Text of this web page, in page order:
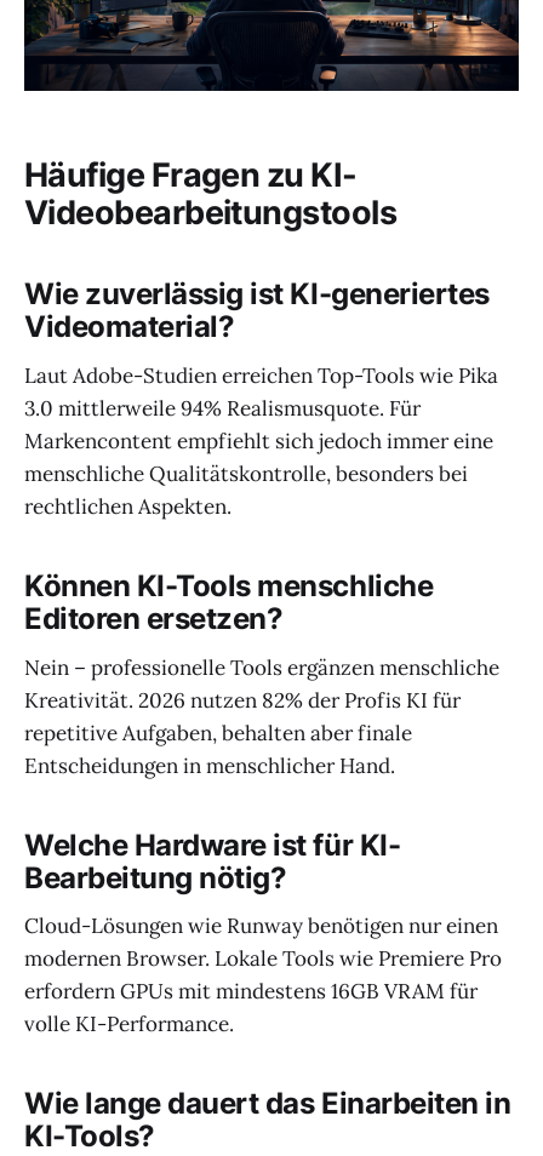
Häufige Fragen zu KI-
Videobearbeitungstools
Wie zuverlässig ist KI-generiertes
Videomaterial?
Laut Adobe-Studien erreichen Top-Tools wie Pika
3.0 mittlerweile 94% Realismusquote. Für
Markencontent empfiehlt sich jedoch immer eine
menschliche Qualitätskontrolle, besonders bei
rechtlichen Aspekten.
Können KI-Tools menschliche
Editoren ersetzen?
Nein – professionelle Tools ergänzen menschliche
Kreativität. 2026 nutzen 82% der Profis KI für
repetitive Aufgaben, behalten aber finale
Entscheidungen in menschlicher Hand.
Welche Hardware ist für KI-
Bearbeitung nötig?
Cloud-Lösungen wie Runway benötigen nur einen
modernen Browser. Lokale Tools wie Premiere Pro
erfordern GPUs mit mindestens 16GB VRAM für
volle KI-Performance.
Wie lange dauert das Einarbeiten in
KI-Tools?